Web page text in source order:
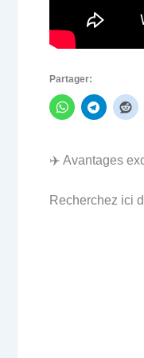
Partager:
✈️ Avantages
Recherchez ici